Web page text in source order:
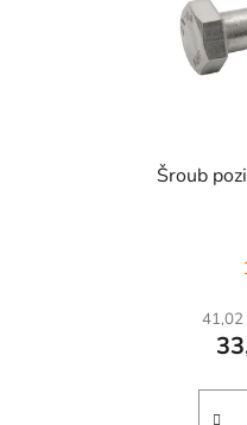
Šroub
41,02